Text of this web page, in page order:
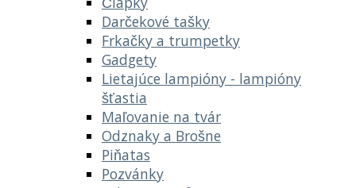
Darčekové tašky
Frkačky a trumpetky
Gadgety
Lietajúce lampióny - lampióny
šťastia
Maľovanie na tvár
Odznaky a Brošne
Piňatas
Pozvánky